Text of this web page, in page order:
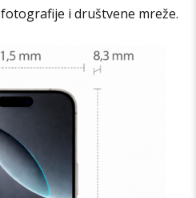
fotografije i društvene mreže.